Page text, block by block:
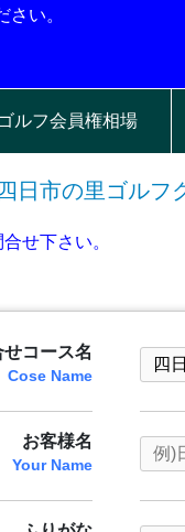
い。
ゴルフ会員権相場
四日市の里ゴルフ
せ下さい。
せコース名
Cose Name
お客様名
Your Name